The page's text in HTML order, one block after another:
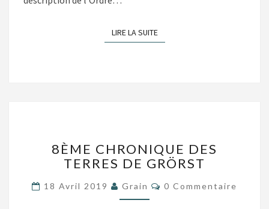
LIRE LA SUITELIRE LA SUITE
CHRONIQUE
DES
DE
GRÖRST
8ÈME CHRONIQUE DES
TERRES DE GRÖRST
18 Avril 2019 Grain Commentaires
0 Commentaire